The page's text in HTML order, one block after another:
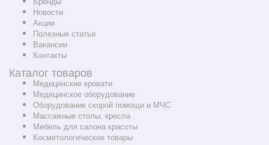
Новости
Акции
Полезные статьи
Вакансии
Контакты
Каталог товаров
Медицинские кровати
Медицинское оборудование
Оборудование скорой помощи и МЧС
Массажные столы, кресла
Мебель для салона красоты
Косметологические товары